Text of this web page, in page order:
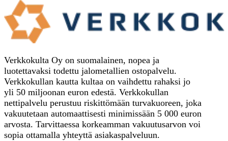
Verkkokulta Oy on suomalainen, nopea ja
luotettavaksi todettu jalometallien ostopalvelu.
Verkkokullan kautta kultaa on vaihdettu rahaksi jo
yli 50 miljoonan euron edestä. Verkkokullan
nettipalvelu perustuu riskittömään turvakuoreen, joka
vakuutetaan automaattisesti minimissään 5 000 euron
arvosta. Tarvittaessa korkeamman vakuutusarvon voi
sopia ottamalla yhteyttä asiakaspalveluun.